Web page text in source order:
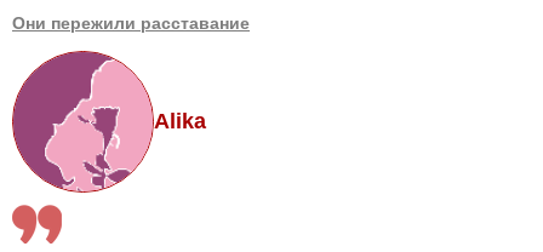
Они пережили расставание
Alika